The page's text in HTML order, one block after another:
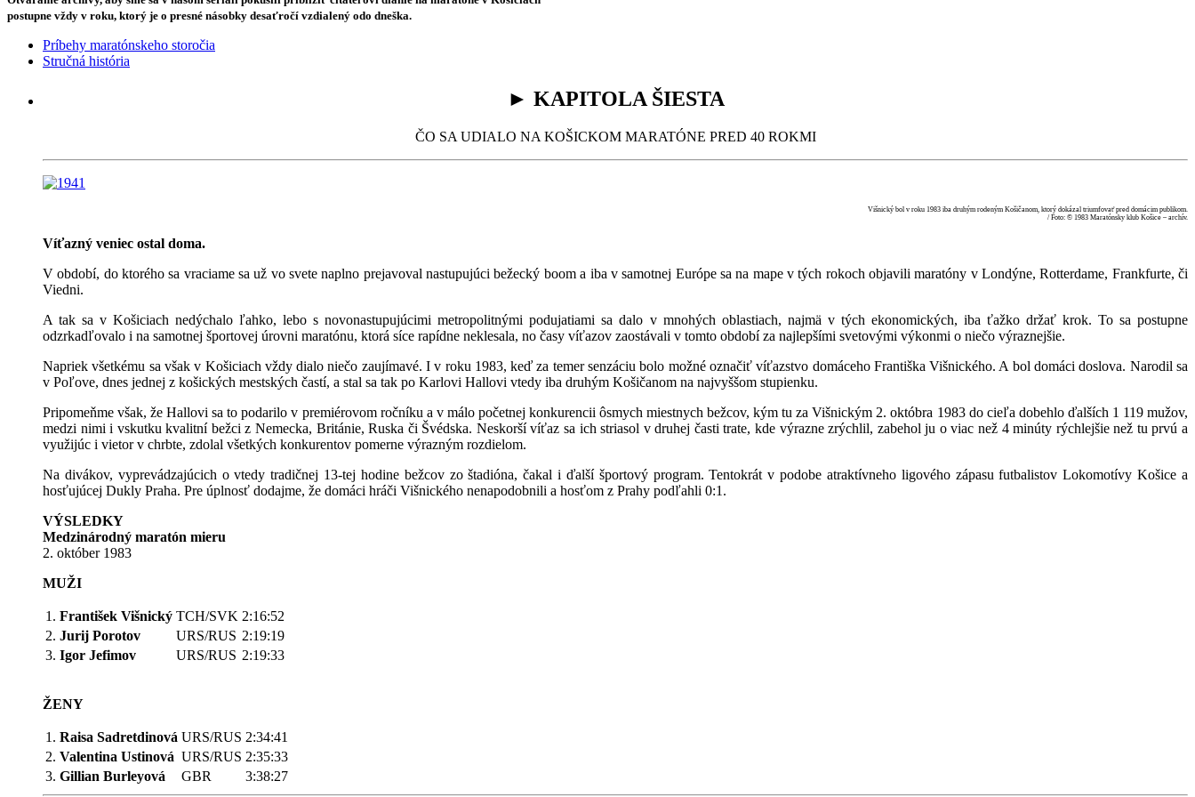
postupne vždy v roku, ktorý je o presné násobky desaťročí vzdialený odo dneška.
Príbehy maratónskeho storočia
Stručná história
► KAPITOLA ŠIESTA
ČO SA UDIALO NA KOŠICKOM MARATÓNE PRED 40 ROKMI
Višnický bol v roku 1983 iba druhým rodeným Košičanom, ktorý dokázal triumfovať pred domácim publikom.
/ Foto: © 1983 Maratónsky klub Košice – archív.
Víťazný veniec ostal doma.
V období, do ktorého sa vraciame sa už vo svete naplno prejavoval nastupujúci bežecký boom a iba v samotnej Európe sa na mape v tých rokoch objavili maratóny v Londýne, Rotterdame, Frankfurte, či
Viedni.
A tak sa v Košiciach nedýchalo ľahko, lebo s novonastupujúcimi metropolitnými podujatiami sa dalo v mnohých oblastiach, najmä v tých ekonomických, iba ťažko držať krok. To sa postupne
odzrkadľovalo i na samotnej športovej úrovni maratónu, ktorá síce rapídne neklesala, no časy víťazov zaostávali v tomto období za najlepšími svetovými výkonmi o niečo výraznejšie.
Napriek všetkému sa však v Košiciach vždy dialo niečo zaujímavé. I v roku 1983, keď za temer senzáciu bolo možné označiť víťazstvo domáceho Františka Višnického. A bol domáci doslova. Narodil sa
v Poľove, dnes jednej z košických mestských častí, a stal sa tak po Karlovi Hallovi vtedy iba druhým Košičanom na najvyššom stupienku.
Pripomeňme však, že Hallovi sa to podarilo v premiérovom ročníku a v málo početnej konkurencii ôsmych miestnych bežcov, kým tu za Višnickým 2. októbra 1983 do cieľa dobehlo ďalších 1 119 mužov,
medzi nimi i vskutku kvalitní bežci z Nemecka, Británie, Ruska či Švédska. Neskorší víťaz sa ich striasol v druhej časti trate, kde výrazne zrýchlil, zabehol ju o viac než 4 minúty rýchlejšie než tu prvú a
využijúc i vietor v chrbte, zdolal všetkých konkurentov pomerne výrazným rozdielom.
Na divákov, vyprevádzajúcich o vtedy tradičnej 13-tej hodine bežcov zo štadióna, čakal i ďalší športový program. Tentokrát v podobe atraktívneho ligového zápasu futbalistov Lokomotívy Košice a
hosťujúcej Dukly Praha. Pre úplnosť dodajme, že domáci hráči Višnického nenapodobnili a hosťom z Prahy podľahli 0:1.
VÝSLEDKY
Medzinárodný maratón mieru
2. október 1983
MUŽI
1. František Višnický TCH/SVK 2:16:52
2. Jurij Porotov URS/RUS 2:19:19
3. Igor Jefimov URS/RUS 2:19:33
ŽENY
1. Raisa Sadretdinová URS/RUS 2:34:41
2. Valentina Ustinová URS/RUS 2:35:33
3. Gillian Burleyová GBR 3:38:27